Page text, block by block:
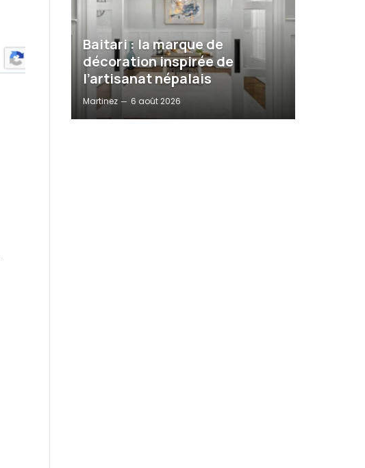
Baitari : la marque de
décoration inspirée de
l’artisanat népalais
Martinez 6 août 2026